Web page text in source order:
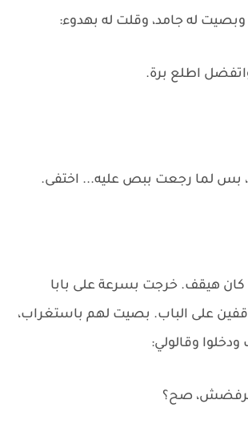
له جامد، وقلت له بهدوء:
اطلع برة.
بس لما رجعت ببص عليه... اختفى.
هيقف. خرجت بسرعة على بابا
على الباب. بصيت لهم باستغراب،
ودخلوا وقالولي:
صح؟